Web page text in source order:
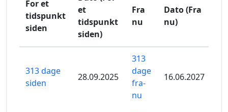
For et
tidspunkt
siden
et
tidspunkt
siden)
Fra
nu
Dato (Fra
nu)
313 dage
siden
28.09.2025
313
dage
fra-
nu
16.06.2027